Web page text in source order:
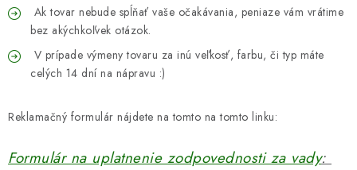
DOMÁCI WELLNESS
PRE VTÁKY
DARČEKOVÝ POUKAZ
Náš príbeh od začiatku Doprava Kontakt
Blog
Ak tovar nebude spĺňať vaše očakávania, peniaze vám vrátime
bez akýchkoľvek otázok.
V prípade výmeny tovaru za inú veľkosť, farbu, či typ máte
celých 14 dní na nápravu :)
Reklamačný formulár nájdete na tomto na tomto linku:
Formulár na uplatnenie zodpovednosti za vady: